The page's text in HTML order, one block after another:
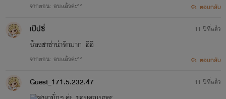
จากตอน: ลบแล้วค่ะ^^ ตอบกลับ
เป๊ปซี่
น้องชาช่าน่ารักมาก อิอิ
จากตอน: ลบแล้วค่ะ^^
11 ปีที่แล้ว
ตอบกลับ
Guest_171.5.232.47 11 ปีที่แล้ว